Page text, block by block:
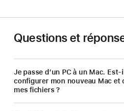
Questions et
Je passe d’un PC à un Mac.
configurer mon nouveau Mac et
mes fichiers ?